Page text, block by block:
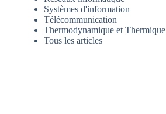
Systèmes d'information
Télécommunication
Thermodynamique et Thermique
Tous les articles